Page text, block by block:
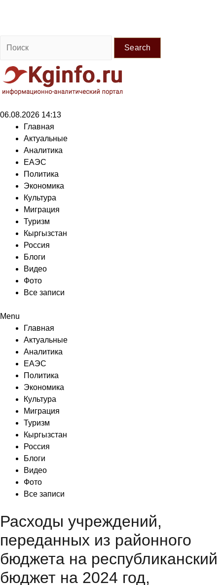
Search
06.08.2026 14:13
Главная
Актуальные
Аналитика
ЕАЭС
Политика
Экономика
Культура
Миграция
Туризм
Кыргызстан
Россия
Блоги
Видео
Фото
Все записи
Menu
Главная
Актуальные
Аналитика
ЕАЭС
Политика
Экономика
Культура
Миграция
Туризм
Кыргызстан
Россия
Блоги
Видео
Фото
Все записи
Расходы учреждений,
переданных из районного
бюджета на республиканский
бюджет на 2024 год,